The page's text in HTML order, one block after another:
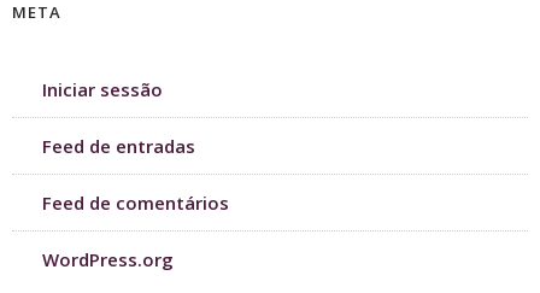
META
Iniciar sessão
Feed de entradas
Feed de comentários
WordPress.org